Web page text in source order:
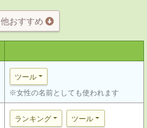
他おすすめ
ツール
※女性の名前としても使われます
ランキング ツール